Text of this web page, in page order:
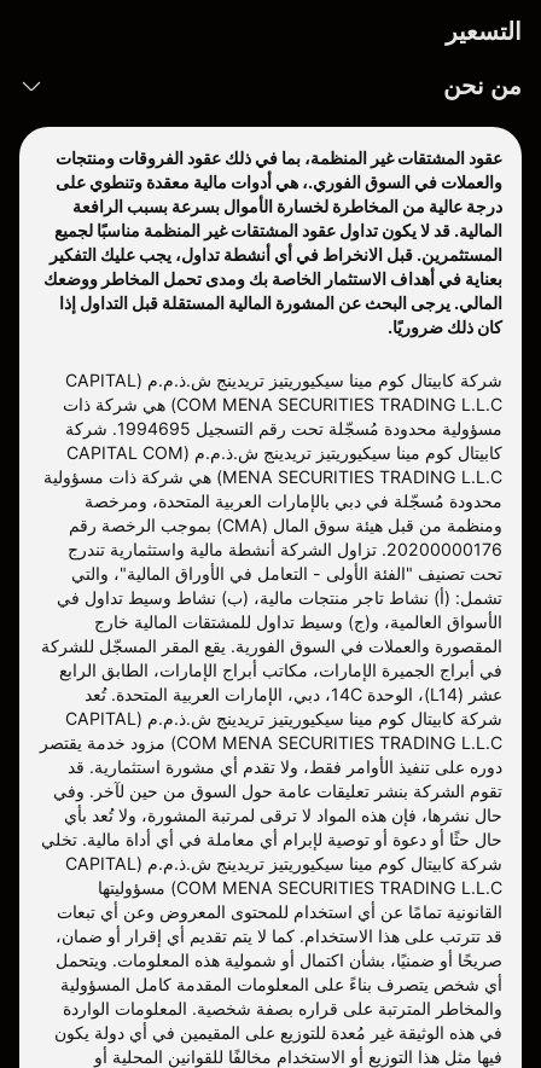
التسعير
من نحن
عقود المشتقات غير المنظمة، بما في ذلك عقود الفروقات ومنتجات
والعملات في السوق الفوري.، هي أدوات مالية معقدة وتنطوي على
درجة عالية من المخاطرة لخسارة الأموال بسرعة بسبب الرافعة
المالية. قد لا يكون تداول عقود المشتقات غير المنظمة مناسبًا لجميع
المستثمرين. قبل الانخراط في أي أنشطة تداول، يجب عليك التفكير
بعناية في أهداف الاستثمار الخاصة بك ومدى تحمل المخاطر ووضعك
المالي. يرجى البحث عن المشورة المالية المستقلة قبل التداول إذا
كان ذلك ضروريًا.
شركة كابيتال كوم مينا سيكيوريتيز تريدينج ش.ذ.م.م (CAPITAL
COM MENA SECURITIES TRADING L.L.C) هي شركة ذات
مسؤولية محدودة مُسجّلة تحت رقم التسجيل 1994695. شركة
كابيتال كوم مينا سيكيوريتيز تريدينج ش.ذ.م.م (CAPITAL COM
MENA SECURITIES TRADING L.L.C) هي شركة ذات مسؤولية
محدودة مُسجّلة في دبي بالإمارات العربية المتحدة، ومرخصة
ومنظمة من قبل هيئة سوق المال (CMA) بموجب الرخصة رقم
20200000176. تزاول الشركة أنشطة مالية واستثمارية تندرج
تحت تصنيف "الفئة الأولى - التعامل في الأوراق المالية"، والتي
تشمل: (أ) نشاط تاجر منتجات مالية، (ب) نشاط وسيط تداول في
الأسواق العالمية، و(ج) وسيط تداول للمشتقات المالية خارج
المقصورة والعملات في السوق الفورية. يقع المقر المسجّل للشركة
في أبراج الجميرة الإمارات، مكاتب أبراج الإمارات، الطابق الرابع
عشر (L14)، الوحدة 14C، دبي، الإمارات العربية المتحدة. تُعد
شركة كابيتال كوم مينا سيكيوريتيز تريدينج ش.ذ.م.م (CAPITAL
COM MENA SECURITIES TRADING L.L.C) مزود خدمة يقتصر
دوره على تنفيذ الأوامر فقط، ولا تقدم أي مشورة استثمارية. قد
تقوم الشركة بنشر تعليقات عامة حول السوق من حين لآخر. وفي
حال نشرها، فإن هذه المواد لا ترقى لمرتبة المشورة، ولا تُعد بأي
حال حثًا أو دعوة أو توصية لإبرام أي معاملة في أي أداة مالية. تخلي
شركة كابيتال كوم مينا سيكيوريتيز تريدينج ش.ذ.م.م (CAPITAL
COM MENA SECURITIES TRADING L.L.C) مسؤوليتها
القانونية تمامًا عن أي استخدام للمحتوى المعروض وعن أي تبعات
قد تترتب على هذا الاستخدام. كما لا يتم تقديم أي إقرار أو ضمان،
صريحًا أو ضمنيًا، بشأن اكتمال أو شمولية هذه المعلومات. ويتحمل
أي شخص يتصرف بناءً على المعلومات المقدمة كامل المسؤولية
والمخاطر المترتبة على قراره بصفة شخصية. المعلومات الواردة
في هذه الوثيقة غير مُعدة للتوزيع على المقيمين في أي دولة يكون
فيها مثل هذا التوزيع أو الاستخدام مخالفًا للقوانين المحلية أو